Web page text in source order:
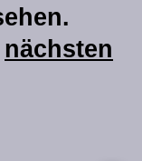
nächsten